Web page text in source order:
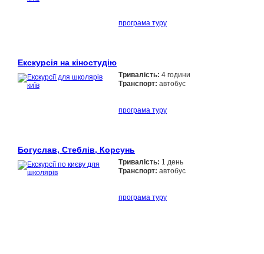
програма туру
Екскурсія на кіностудію
Тривалість: 4 години
Транспорт: автобус
програма туру
Богуслав, Стеблів, Корсунь
Тривалість: 1 день
Транспорт: автобус
програма туру